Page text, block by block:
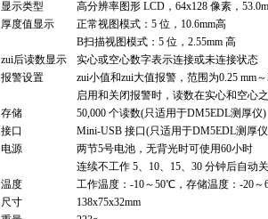
显示类型
厚度值显示
zui后读数显示
报警设置
存储
接口
电源
温度
尺寸
高分辨率图形 LCD，64x128 像素，
正常视图模式：5 位，10.6mm高
B扫描视图模式：5 位，2.55mm 高
实心或空心数字表示连接或未连接状态
zui小值和zui大值报警，范围为0.25 mm～
启用和关闭报警时，读数在实心和空心
50,000 个读数(只适用于DM5EDL测厚仪)
Mini-USB 接口(只适用于DM5EDL测厚
两节5号电池，无背光时可使用60小时
连续不工作 5、10、15、30 分钟后自动
工作温度：-10～50℃，存储温度：-20
138x75x32mm